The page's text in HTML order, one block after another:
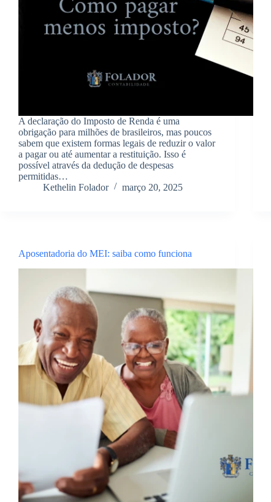
A declaração do Imposto de Renda é uma
obrigação para milhões de brasileiros, mas poucos
sabem que existem formas legais de reduzir o valor
a pagar ou até aumentar a restituição. Isso é
possível através da dedução de despesas
permitidas…
Kethelin Folador
março 20, 2025
Aposentadoria do MEI: saiba como funciona